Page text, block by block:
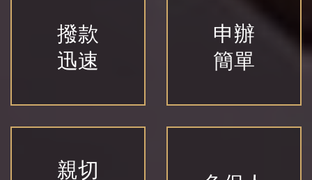
撥款
迅速
申辦
簡單
親切